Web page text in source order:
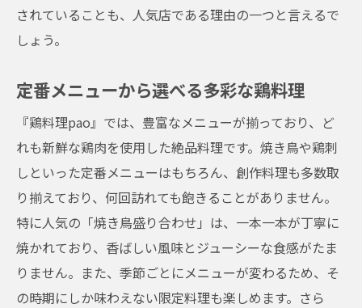
されていることも、人気店である理由の一つと言えるで
しょう。
定番メニューから選べる多彩な鶏料理
『鶏料理pao』では、豊富なメニューが揃っており、ど
れも新鮮な鶏肉を使用した絶品料理です。焼き鳥や鶏刺
しといった定番メニューはもちろん、創作料理も多数取
り揃えており、何回訪れても飽きることがありません。
特に人気の「焼き鳥盛り合わせ」は、一本一本が丁寧に
焼かれており、香ばしい風味とジューシーな食感がたま
りません。また、季節ごとにメニューが変わるため、そ
の時期にしか味わえない限定料理も楽しめます。さら